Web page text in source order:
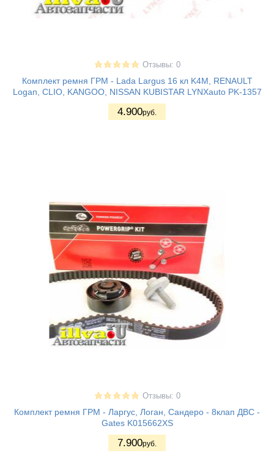
Отзывы: 0
Комплект ремня ГРМ - Lada Largus 16 кл K4M, RENAULT
Logan, CLIO, KANGOO, NISSAN KUBISTAR LYNXauto PK-1357
4.900руб.
Отзывы: 0
Комплект ремня ГРМ - Ларгус, Логан, Сандеро - 8клап ДВС -
Gates K015662XS
7.900руб.